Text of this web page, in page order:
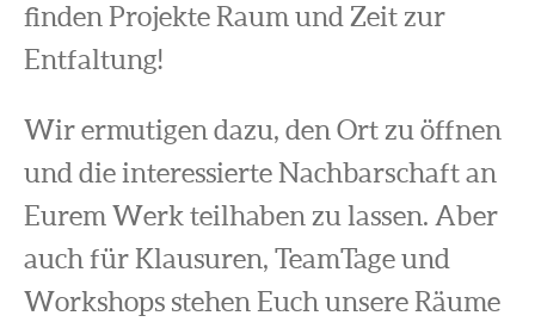
finden Projekte Raum und Zeit zur
Entfaltung!
Wir ermutigen dazu, den Ort zu öffnen
und die interessierte Nachbarschaft an
Eurem Werk teilhaben zu lassen. Aber
auch für Klausuren, TeamTage und
Workshops stehen Euch unsere Räume